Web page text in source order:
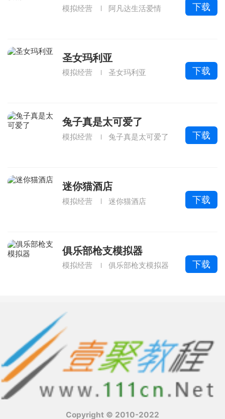
模拟经营 阿凡达生活爱情 下载
圣女玛利亚
模拟经营 圣女玛利亚 下载
兔子真是太可爱了
模拟经营 兔子真是太可爱了 下载
迷你猫酒店
模拟经营 迷你猫酒店 下载
俱乐部枪支模拟器
模拟经营 俱乐部枪支模拟器 下载
Copyright © 2010-2022